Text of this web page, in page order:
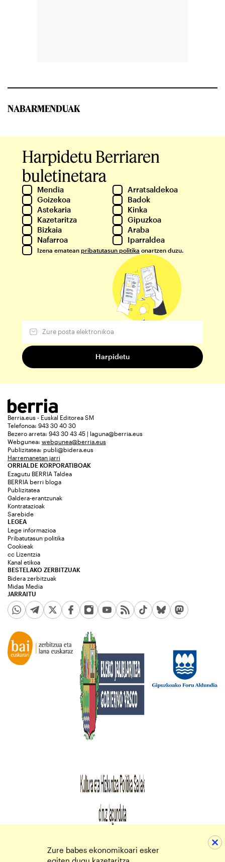
NABARMENDUAK
Harpidetu Berriaren
buletinetara
Mendia
Arratsaldekoa
Goizekoa
Badok
Astekaria
Kinka
Kazetaritza
Gipuzkoa
Bizkaia
Araba
Nafarroa
Iparraldea
Izena ematean pribatutasun politika onartzen duzu.
Berria.eus - Euskal Editorea SM
Telefonoa: 943 30 40 30
Bezero arreta: 943 30 43 45 | laguna@berria.eus
Webgunea: webgunea@berria.eus
Publizitatea: publi@bidera.eus
Harremanetan jarri
ORRIALDE KORPORATIBOAK
Ezagutu BERRIA Taldea
BERRIA berri bloga
Publizitatea
Galdera-erantzunak
Kontratazioak
Sarebide
JARRAITU
LEGEA
Lege informazioa
Pribatutasun politika
Cookieak
cc Lizentzia
Kanal etikoa
BESTELAKO ZERBITZUAK
Bidera zerbitzuak
Midas Media
Zure babes ekonomikoari esker